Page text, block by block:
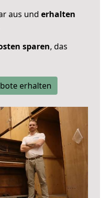
aus und erhalten
sparen, das
erhalten